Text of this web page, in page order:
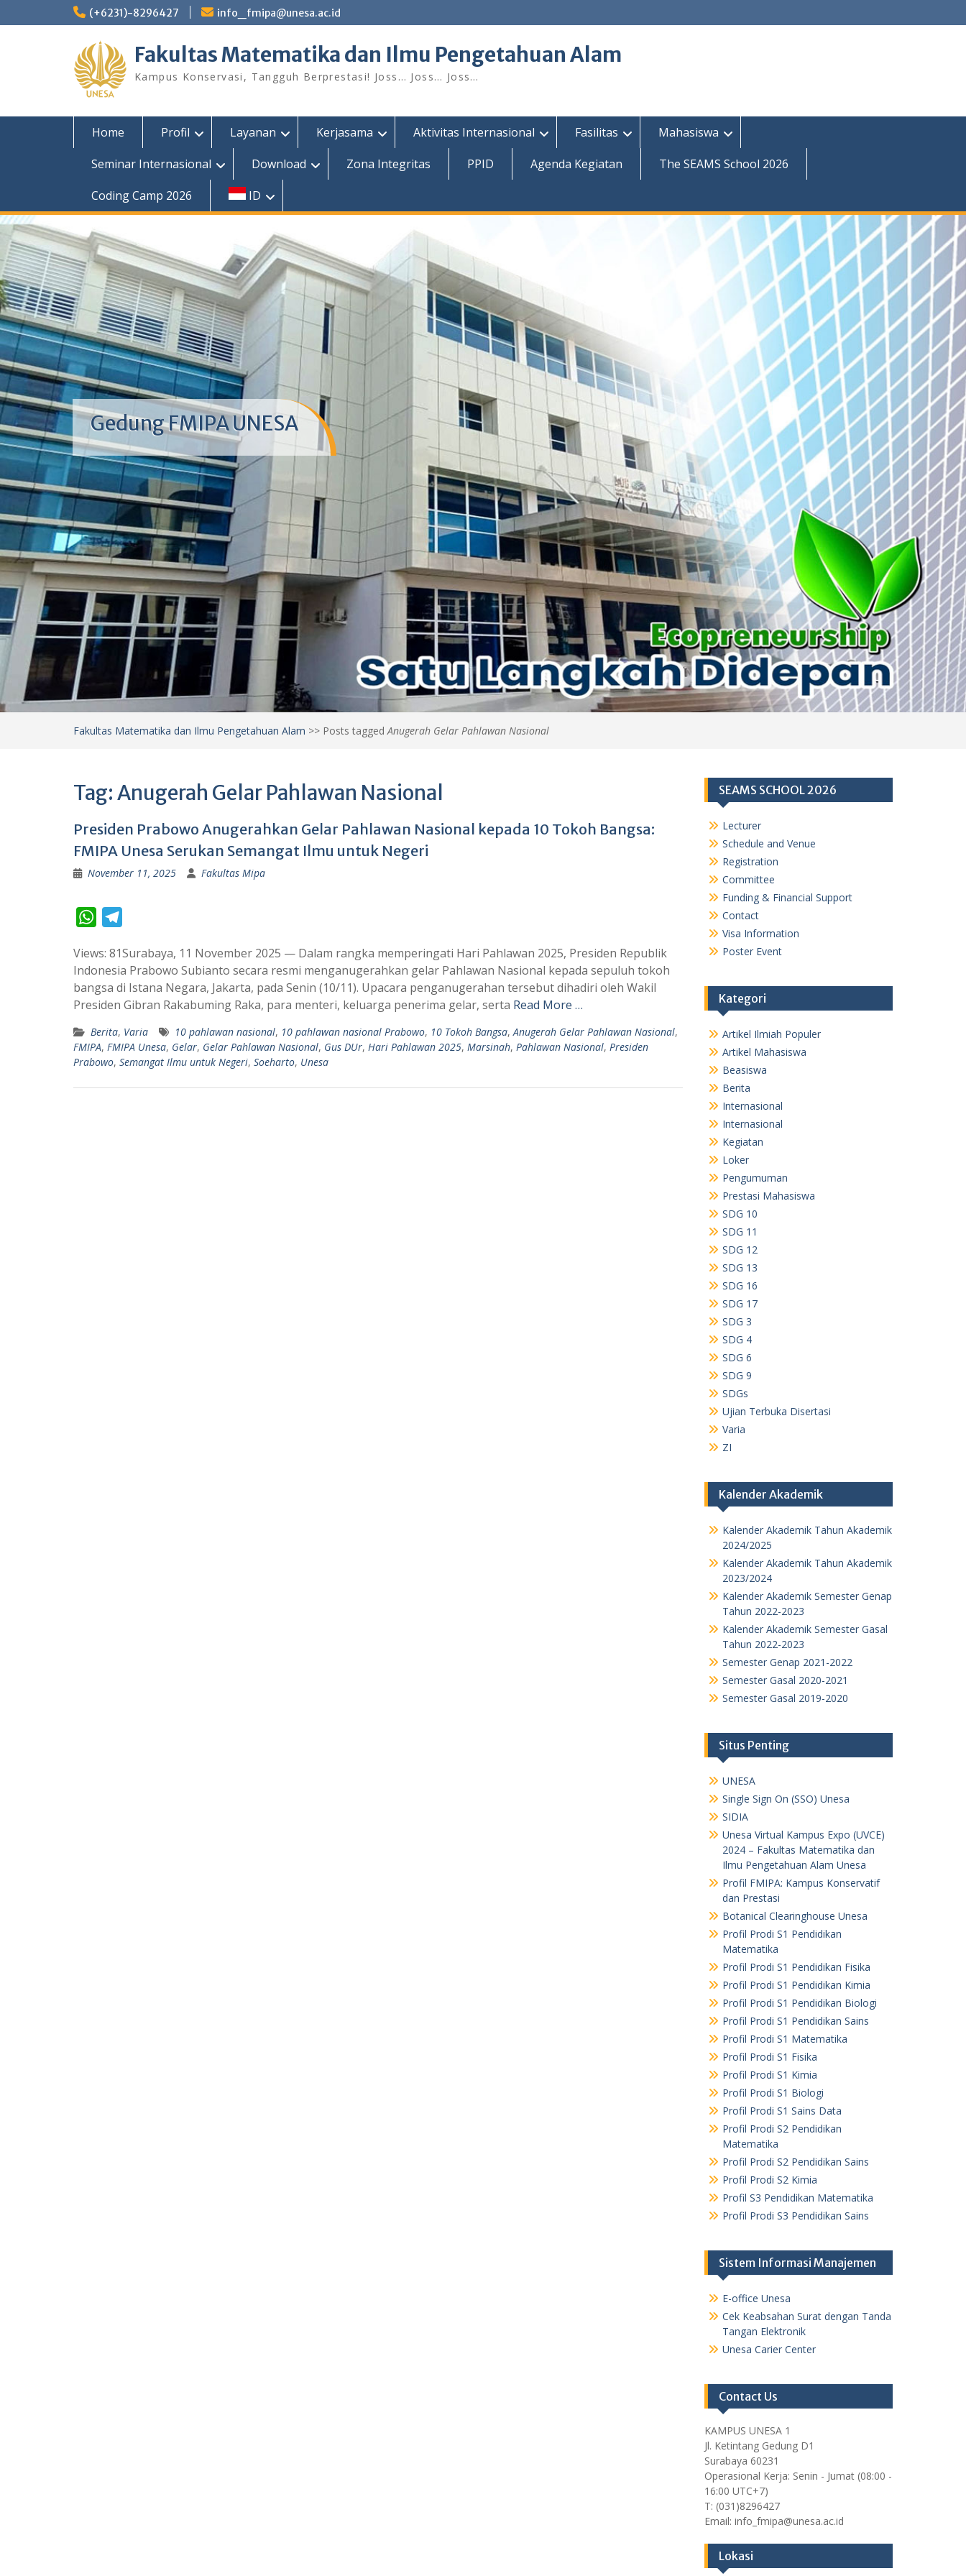
to
(+6231)-8296427 info_fmipa@unesa.ac.id
Fakultas Matematika dan Ilmu Pengetahuan Alam
Kampus Konservasi, Tangguh Berprestasi! Joss… Joss… Joss…
Home Profil Layanan Kerjasama Aktivitas Internasional Fasilitas
Mahasiswa
Seminar Internasional
Download Zona Integritas PPID Agenda Kegiatan
The SEAMS School 2026
Coding Camp 2026
ID
Gedung FMIPA UNESA
Fakultas Matematika dan Ilmu Pengetahuan Alam >> Posts taggedAnugerah Gelar Pahlawan Nasional
Tag:Anugerah Gelar Pahlawan Nasional
Presiden Prabowo Anugerahkan Gelar Pahlawan Nasional kepada 10 Tokoh Bangsa:
FMIPA Unesa Serukan Semangat Ilmu untuk Negeri
November 11, 2025 Fakultas Mipa
W
a
t
s
p
p
l
e
g
a
m
Views: 81Surabaya, 11 November 2025 — Dalam rangka memperingati Hari Pahlawan 2025, Presiden Republik
Indonesia Prabowo Subianto secara resmi menganugerahkan gelar Pahlawan Nasional kepada sepuluh tokoh
bangsa di Istana Negara, Jakarta, pada Senin (10/11). Upacara penganugerahan tersebut dihadiri oleh Wakil
Presiden Gibran Rakabuming Raka, para menteri, keluarga penerima gelar, serta Read More …
Berita, Varia 10 pahlawan nasional, 10 pahlawan nasional Prabowo, 10 Tokoh Bangsa,Anugerah Gelar Pahlawan Nasional,
FMIPA, FMIPA Unesa, Gelar, Gelar Pahlawan Nasional, Gus DUr, Hari Pahlawan 2025, Marsinah, Pahlawan Nasional, Presiden
Prabowo, Semangat Ilmu untuk Negeri, Soeharto, Unesa
SEAMS SCHOOL 2026
Lecturer
Schedule and Venue
Registration
Committee
Funding & Financial Support
Contact
Visa Information
Poster Event
Kategori
Artikel Ilmiah Populer
Artikel Mahasiswa
Beasiswa
Berita
Internasional
Internasional
Kegiatan
Loker
Pengumuman
Prestasi Mahasiswa
SDG 10
SDG 11
SDG 12
SDG 13
SDG 16
SDG 17
SDG 3
SDG 4
SDG 6
SDG 9
SDGs
Ujian Terbuka Disertasi
Varia
ZI
Kalender Akademik
Kalender Akademik Tahun Akademik
2024/2025
Kalender Akademik Tahun Akademik
2023/2024
Kalender Akademik Semester Genap
Tahun 2022-2023
Kalender Akademik Semester Gasal
Tahun 2022-2023
Semester Genap 2021-2022
Semester Gasal 2020-2021
Semester Gasal 2019-2020
Situs Penting
UNESA
Single Sign On (SSO) Unesa
SIDIA
Unesa Virtual Kampus Expo (UVCE)
2024 – Fakultas Matematika dan
Ilmu Pengetahuan Alam Unesa
Profil FMIPA: Kampus Konservatif
dan Prestasi
Botanical Clearinghouse Unesa
Profil Prodi S1 Pendidikan
Matematika
Profil Prodi S1 Pendidikan Fisika
Profil Prodi S1 Pendidikan Kimia
Profil Prodi S1 Pendidikan Biologi
Profil Prodi S1 Pendidikan Sains
Profil Prodi S1 Matematika
Profil Prodi S1 Fisika
Profil Prodi S1 Kimia
Profil Prodi S1 Biologi
Profil Prodi S1 Sains Data
Profil Prodi S2 Pendidikan
Matematika
Profil Prodi S2 Pendidikan Sains
Profil Prodi S2 Kimia
Profil S3 Pendidikan Matematika
Profil Prodi S3 Pendidikan Sains
Sistem Informasi Manajemen
E-office Unesa
Cek Keabsahan Surat dengan Tanda
Tangan Elektronik
Unesa Carier Center
Contact Us
KAMPUS UNESA 1
Jl. Ketintang Gedung D1
Surabaya 60231
Operasional Kerja: Senin - Jumat (08:00 -
16:00 UTC+7)
T: (031)8296427
Email: info_fmipa@unesa.ac.id
Lokasi